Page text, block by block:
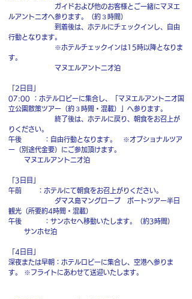
ガイドおよび他のお客様とご一緒にマヌエ
ルアントニオへ参ります。（約３時間）
到着後は、ホテルにチェックインし、自由
行動となります。
※ホテルチェックインは15時以降となりま
す。
マヌエルアントニオ泊
「2日目」
07:00 ：ホテルロビーに集合し、「マヌエルアントニオ国
立公園散策ツアー（約３時間・混載）」へ参ります。
終了後は、ホテルに戻り、朝食をお召上が
りください。
午後 ：自由行動となります。 ※オプショナルツア
ー（別途代金要）にご参加頂けます。
マヌエルアントニオ泊
「3日目」
午前 ：ホテルにて朝食をお召上がりください。
ダマス島マングローブ ボートツアー半日
観光（所要約4時間・混載）
午後 ：サンホセへ移動いたします。（約3時間）
サンホセ泊
「4日目」
深夜または早朝：ホテルロビーに集合し、空港へ参りま
す。 ※フライトにあわせて送迎いたします。